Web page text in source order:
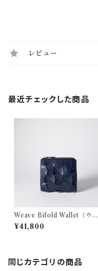
レビュー
最近チェックした商品
Weave Bifold Wallet（ウィ
ーヴ バイフォールド ウォレッ
ト）- navy
¥41,800
同じカテゴリの商品